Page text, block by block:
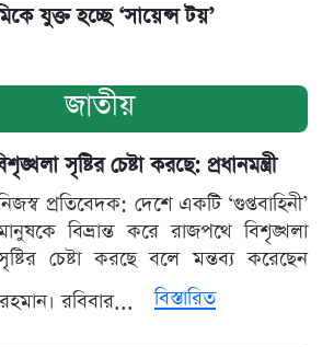
যুক্ত হচ্ছে ‘সায়েন্স টয়’
জাতীয়
সৃষ্টির চেষ্টা করছে: প্রধানমন্ত্রী
প্রতিবেদক: দেশে একটি ‘গুপ্তবাহিনী’
বিভ্রান্ত করে রাজপথে বিশৃঙ্খলা
চেষ্টা করছে বলে মন্তব্য করেছেন
রহমান। রবিবার...
বিস্তারিত